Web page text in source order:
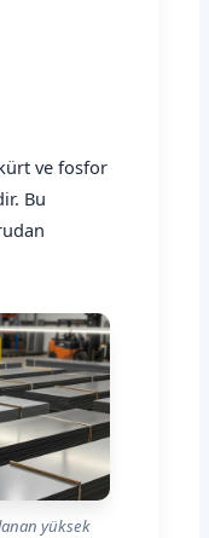
ve fosfor
Bu
yüksek